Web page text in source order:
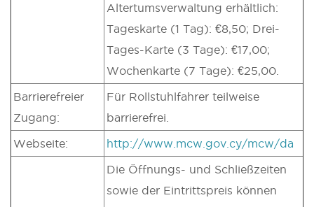
Altertumsverwaltung erhältlich:
Tageskarte (1 Tag): €8,50; Drei-
Tages-Karte (3 Tage): €17,00;
Wochenkarte (7 Tage): €25,00.
Barrierefreier
Zugang:
Für Rollstuhlfahrer teilweise
barrierefrei.
Webseite: http://www.mcw.gov.cy/mcw/da
Die Öffnungs- und Schließzeiten
sowie der Eintrittspreis können